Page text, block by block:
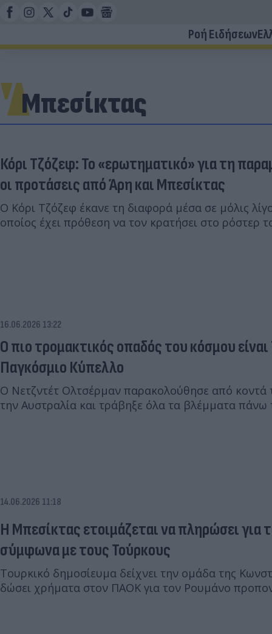
Ροή Ειδήσεων
Μπεσίκτας
Κόρι Τζόζεφ: To «ερωτηματικό» για τη
οι προτάσεις από Άρη και Μπεσίκτας
Ο Κόρι Τζόζεφ έκανε τη διαφορά μέσα σε μόλις
οποίος έχει πρόθεση να τον κρατήσει στο ρόστερ
16.06.2026 13:22
Ο πιο τρομακτικός οπαδός του κόσμου
Παγκόσμιο Κύπελλο
Ο Νετζντέτ Ολτσέρμαν παρακολούθησε από κοντά
την Αυστραλία και τράβηξε όλα τα βλέμματα πάνω
14.06.2026 11:18
Η Μπεσίκτας ετοιμάζεται να πληρώσει για
σύμφωνα με τους Τούρκους
Τουρκικό δημοσίευμα δείχνει την ομάδα της
δώσει χρήματα στον ΠΑΟΚ για τον Ρουμάνο